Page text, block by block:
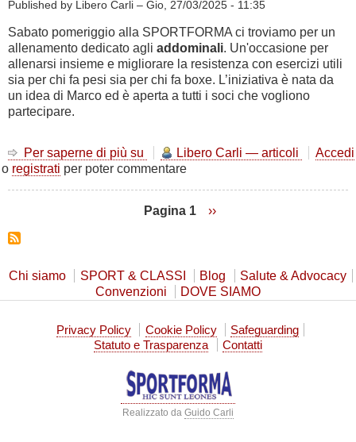
Published by Libero Carli – Gio, 27/03/2025 - 11:35
Sabato pomeriggio alla SPORTFORMA ci troviamo per un
allenamento dedicato agli addominali. Un'occasione per
allenarsi insieme e migliorare la resistenza con esercizi utili
sia per chi fa pesi sia per chi fa boxe. L’iniziativa è nata da
un idea di Marco ed è aperta a tutti i soci che vogliono
partecipare.
Per saperne di più su
Sabato
allenamento
SPORTFORMA!
Libero Carli — articoli
Accedi
o registrati per poter commentare
Paginazione
Pagina 1
Pagina
››
Chi siamo SPORT & CLASSI Blog
Salute & Advocacy
Convenzioni
DOVE SIAMO
Privacy Policy Cookie Policy
Safeguarding
Statuto e Trasparenza
Contatti
Realizzato da Guido Carli